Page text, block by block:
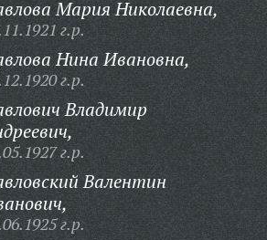
Мария Николаевна,
г.р.
Нина Ивановна,
г.р.
Владимир
г.р.
Валентин
г.р.